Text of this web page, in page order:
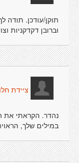
תוקן/עודכן. תודה
וברובן דקדקניות
ציידת
נהדר. הקראתי את
במילים שלך,